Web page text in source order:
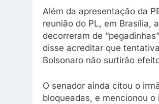
Além da apresentação da
reunião do PL, em Brasília,
decorreram de
disse acreditar que
Bolsonaro não surtirão
O senador ainda citou o
bloqueadas, e mencionou